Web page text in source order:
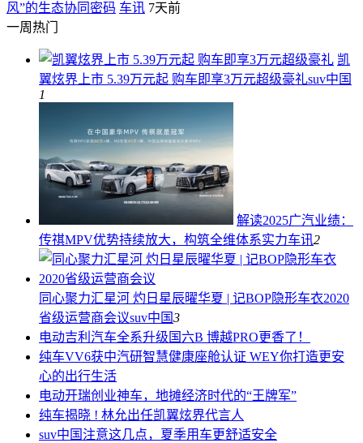
风”的生态协同密码 车讯 7天前
一周热门
凯
翼炫界上市 5.39万元起 购车即享3万元超级豪礼suv中国
1
解读2025广汽业绩：
传祺MPV优势持续放大，构筑全维体系实力车讯2
同心聚力汇星河 灼日星辰曜华夏 | 记BOP隐形车衣2020
省级运营商会议suv中国3
电动吉利汽车全系升级国六B 博越PRO更香了！
纯车VV6获中汽研智慧健康座舱认证 WEY你打造更安
心的出行生活
电动开瑞创业神车，地摊经济时代的“王牌军”
纯车揭晓 ! 林允出任凯翼炫界代言人
suv中国注意这几点，夏季用车更舒适安全